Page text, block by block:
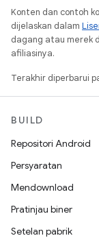
Konten dan contoh
dijelaskan dalam
dagang atau merek
afiliasinya.
Terakhir diperbarui
BUILD
Repositori Android
Persyaratan
Mendownload
Pratinjau biner
Setelan pabrik